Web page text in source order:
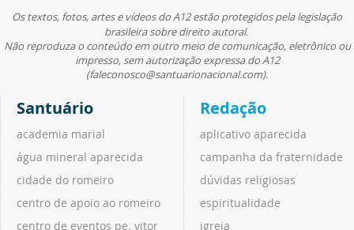
Os textos, fotos, artes e vídeos do A12 estão protegidos pela legislação
brasileira sobre direito autoral.
Não reproduza o conteúdo em outro meio de comunicação, eletrônico ou
impresso, sem autorização expressa do A12
(faleconosco@santuarionacional.com).
Santuário
academia marial
água mineral aparecida
cidade do romeiro
centro de apoio ao romeiro
centro de eventos pe. vitor
Redação
aplicativo aparecida
campanha da fraternidade
dúvidas religiosas
espiritualidade
igreja